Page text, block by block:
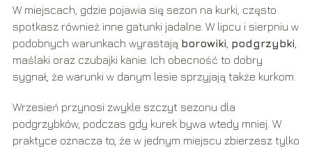
W miejscach, gdzie pojawia się sezon na kurki, często
spotkasz również inne gatunki jadalne. W lipcu i sierpniu w
podobnych warunkach wyrastają borowiki podgrzybki
maślaki oraz czubajki kanie. Ich obecność to dobry
sygnał, że warunki w danym lesie sprzyjają także kurkom.
Wrzesień przynosi zwykle szczyt sezonu dla
podgrzybków, podczas gdy kurek bywa wtedy mniej. W
praktyce oznacza to, że w jednym miejscu zbierzesz tylko